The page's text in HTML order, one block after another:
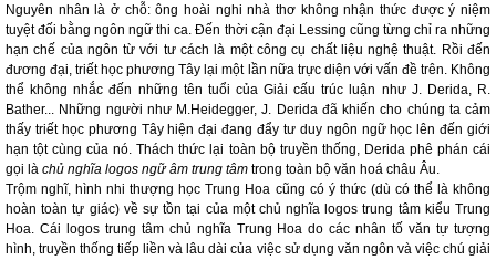
Nguyên nhân là ở chỗ: ông hoài nghi nhà thơ không nhận thức được ý niệm
tuyệt đối bằng ngôn ngữ thi ca. Đến thời cận đại Lessing cũng từng chỉ ra những
hạn chế của ngôn từ với tư cách là một công cụ chất liệu nghệ thuật. Rồi đến
đương đại, triết học phương Tây lại một lần nữa trực diện với vấn đề trên. Không
thể không nhắc đến những tên tuổi của Giải cấu trúc luận như J. Derida, R.
Bather... Những người như M.Heidegger, J. Derida đã khiến cho chúng ta cảm
thấy triết học phương Tây hiện đại đang đẩy tư duy ngôn ngữ học lên đến giới
hạn tột cùng của nó. Thách thức lại toàn bộ truyền thống, Derida phê phán cái
gọi là chủ nghĩa logos ngữ âm trung tâm trong toàn bộ văn hoá châu Âu.
Trộm nghĩ, hình nhi thượng học Trung Hoa cũng có ý thức (dù có thể là không
hoàn toàn tự giác) về sự tồn tại của một chủ nghĩa logos trung tâm kiểu Trung
Hoa. Cái logos trung tâm chủ nghĩa Trung Hoa do các nhân tố văn tự tượng
hình, truyền thống tiếp liền và lâu dài của việc sử dụng văn ngôn và việc chú giải